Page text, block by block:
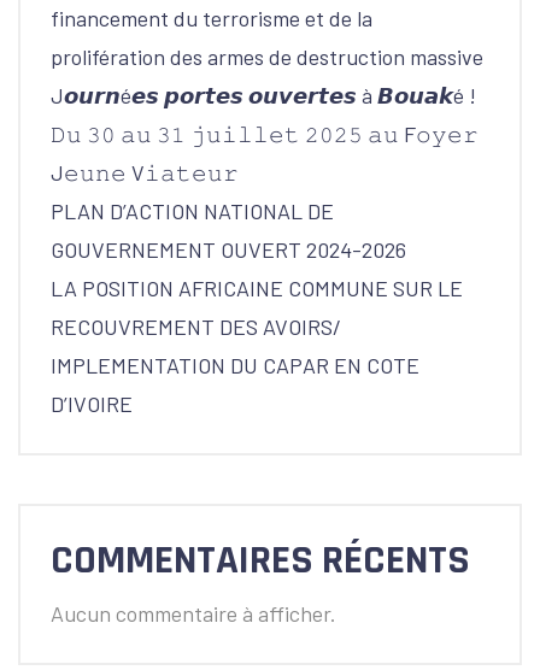
financement du terrorisme et de la
prolifération des armes de destruction massive
J𝙤𝙪𝙧𝙣é𝙚𝙨 𝙥𝙤𝙧𝙩𝙚𝙨 𝙤𝙪𝙫𝙚𝙧𝙩𝙚𝙨 à 𝘽𝙤𝙪𝙖𝙠é !
𝙳𝚞 𝟹𝟶 𝚊𝚞 𝟹𝟷 𝚓𝚞𝚒𝚕𝚕𝚎𝚝 𝟸𝟶𝟸𝟻 𝚊𝚞 F𝚘𝚢𝚎𝚛
J𝚎𝚞𝚗𝚎 V𝚒𝚊𝚝𝚎𝚞𝚛
PLAN D’ACTION NATIONAL DE
GOUVERNEMENT OUVERT 2024-2026
LA POSITION AFRICAINE COMMUNE SUR LE
RECOUVREMENT DES AVOIRS/
IMPLEMENTATION DU CAPAR EN COTE
D’IVOIRE
COMMENTAIRES RÉCENTS
Aucun commentaire à afficher.